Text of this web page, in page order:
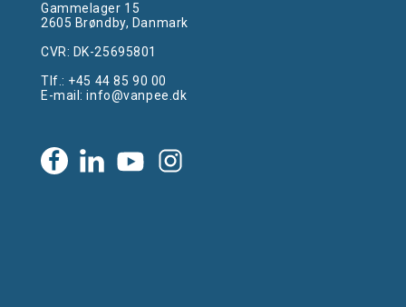
Gammelager 15
2605 Brøndby, Danmark
CVR: DK-25695801
Tlf.: +45 44 85 90 00
E-mail:info@vanpee.dk